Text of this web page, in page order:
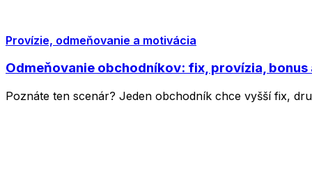
Provízie, odmeňovanie a motivácia
Odmeňovanie obchodníkov: fix, provízia, bonus
Poznáte ten scenár? Jeden obchodník chce vyšší fix,